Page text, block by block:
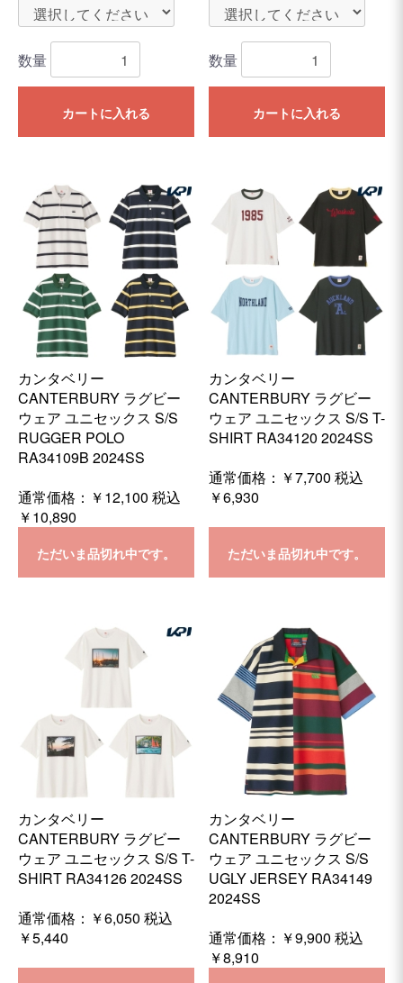
数量
カートに入れる
数量
カートに入れる
カンタベリー
CANTERBURY ラグビー
ウェア ユニセックス S/S
RUGGER POLO
RA34109B 2024SS
通常価格： ￥12,100 税込
￥10,890
ただいま品切れ中です。
カンタベリー
CANTERBURY ラグビー
ウェア ユニセックス S/S T-
SHIRT RA34120 2024SS
通常価格： ￥7,700 税込
￥6,930
ただいま品切れ中です。
カンタベリー
CANTERBURY ラグビー
ウェア ユニセックス S/S T-
SHIRT RA34126 2024SS
通常価格： ￥6,050 税込
￥5,440
カンタベリー
CANTERBURY ラグビー
ウェア ユニセックス S/S
UGLY JERSEY RA34149
2024SS
通常価格： ￥9,900 税込
￥8,910